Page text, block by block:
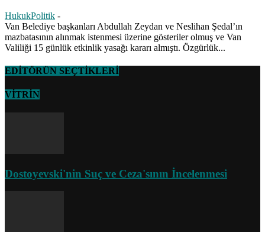
HukukPolitik -
Van Belediye başkanları Abdullah Zeydan ve Neslihan Şedal’ın
mazbatasının alınmak istenmesi üzerine gösteriler olmuş ve Van
Valiliği 15 günlük etkinlik yasağı kararı almıştı. Özgürlük...
EDİTÖRÜN SEÇTİKLERİ
VİTRİN
Dostoyevski'nin Suç ve Ceza'sının İncelenmesi